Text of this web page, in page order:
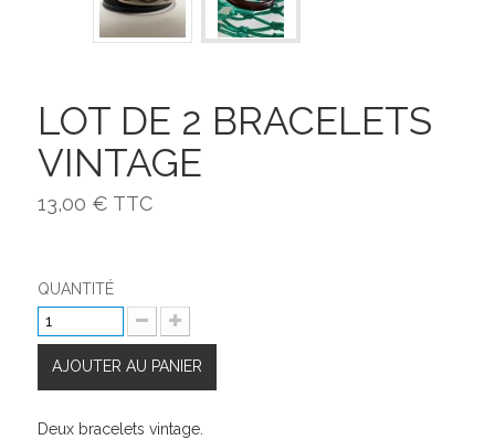
LOT DE 2 BRACELETS
VINTAGE
13,00 € TTC
QUANTITÉ
AJOUTER AU PANIER
Deux bracelets vintage.